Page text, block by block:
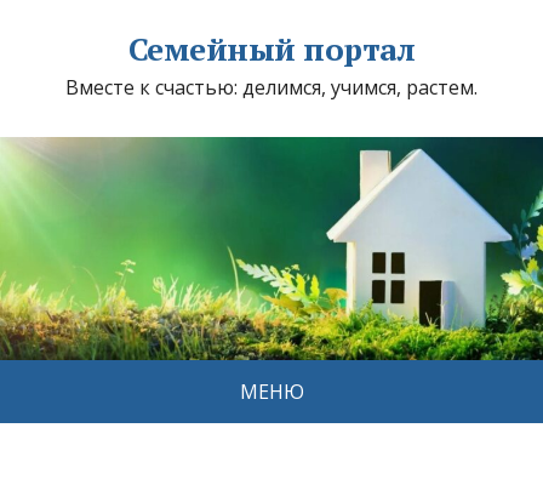
Семейный портал
Вместе к счастью: делимся, учимся, растем.
МЕНЮ